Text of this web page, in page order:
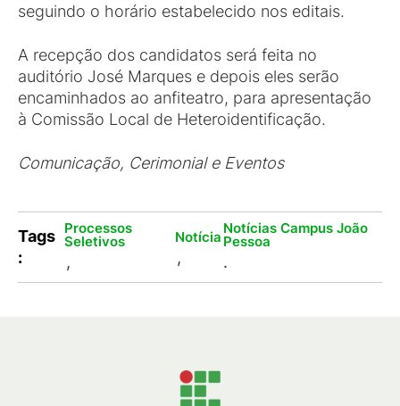
seguindo o horário estabelecido nos editais.
A recepção dos candidatos será feita no
auditório José Marques e depois eles serão
encaminhados ao anfiteatro, para apresentação
à Comissão Local de Heteroidentificação.
Comunicação, Cerimonial e Eventos
Tags
:
Processos
Seletivos
,
Notícia
,
Notícias Campus João
Pessoa
.